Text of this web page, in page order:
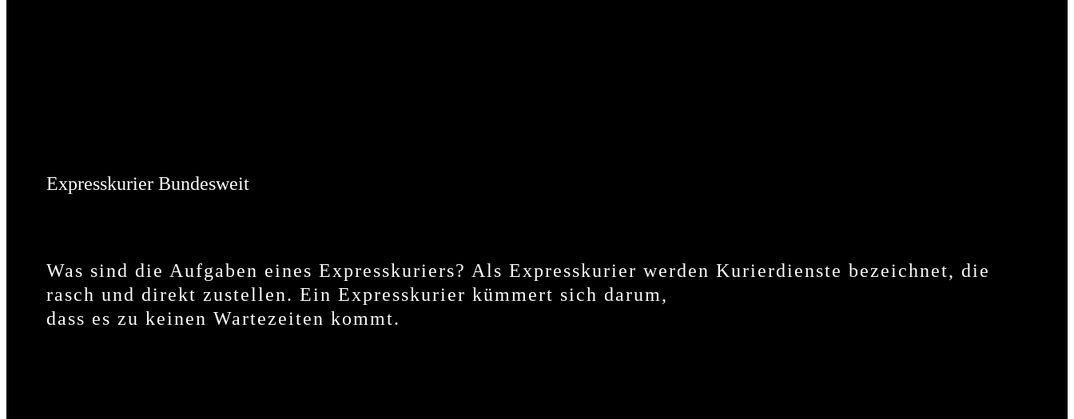
Expresskurier Bundesweit
Was sind die Aufgaben eines Expresskuriers? Als Expresskurier werden Kurierdienste bezeichnet, die
rasch und direkt zustellen. Ein Expresskurier kümmert sich darum,
dass es zu keinen Wartezeiten kommt.